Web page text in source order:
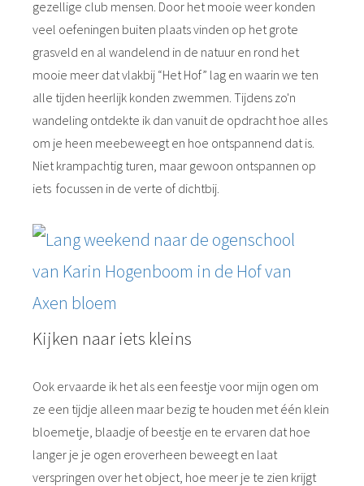
gezellige club mensen. Door het mooie weer konden
veel oefeningen buiten plaats vinden op het grote
grasveld en al wandelend in de natuur en rond het
mooie meer dat vlakbij “Het Hof” lag en waarin we ten
alle tijden heerlijk konden zwemmen. Tijdens zo'n
wandeling ontdekte ik dan vanuit de opdracht hoe alles
om je heen meebeweegt en hoe ontspannend dat is.
Niet krampachtig turen, maar gewoon ontspannen op
iets focussen in de verte of dichtbij.
Kijken naar iets kleins
Ook ervaarde ik het als een feestje voor mijn ogen om
ze een tijdje alleen maar bezig te houden met één klein
bloemetje, blaadje of beestje en te ervaren dat hoe
langer je je ogen eroverheen beweegt en laat
verspringen over het object, hoe meer je te zien krijgt